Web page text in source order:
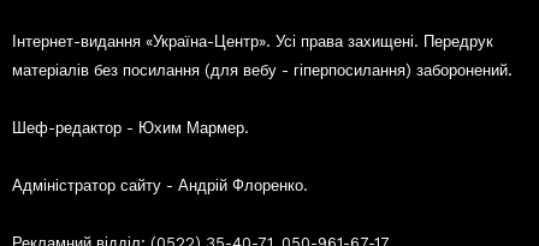
Інтернет-видання «Україна-Центр». Усі права захищені. Передрук
матеріалів без посилання (для вебу - гіперпосилання) заборонений.
Шеф-редактор - Юхим Мармер.
Адміністратор сайту - Андрій Флоренко.